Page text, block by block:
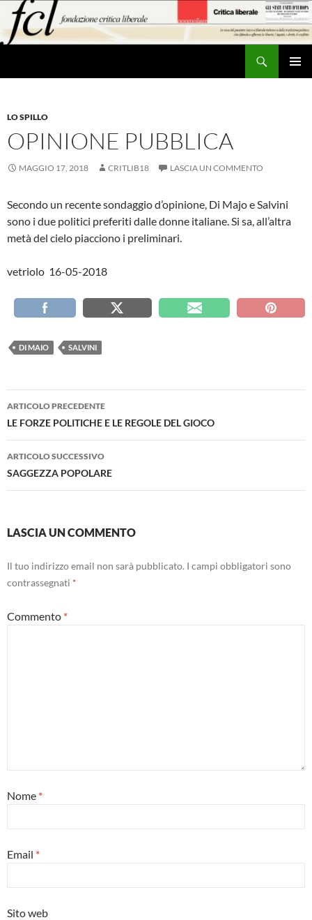
contenuto
LO SPILLO
OPINIONE PUBBLICA
MAGGIO 17, 2018 CRITLIB18 LASCIA UN COMMENTO
Secondo un recente sondaggio d’opinione, Di Majo e Salvini
sono i due politici preferiti dalle donne italiane. Si sa, all’altra
metà del cielo piacciono i preliminari.
vetriolo 16-05-2018
DI MAIO SALVINI
Navigazione
articolo
ARTICOLO PRECEDENTE
LE FORZE POLITICHE E LE REGOLE DEL GIOCO
ARTICOLO SUCCESSIVO
SAGGEZZA POPOLARE
LASCIA UN COMMENTO
Il tuo indirizzo email non sarà pubblicato. I campi obbligatori sono
contrassegnati *
Commento *
Nome *
Email *
Sito web